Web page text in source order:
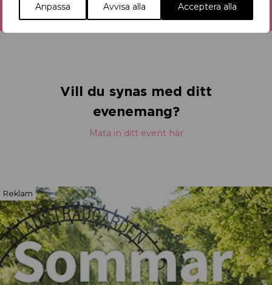
Anpassa Avvisa alla Acceptera alla
Vill du synas med ditt
evenemang?
Mata in ditt event här
Reklam